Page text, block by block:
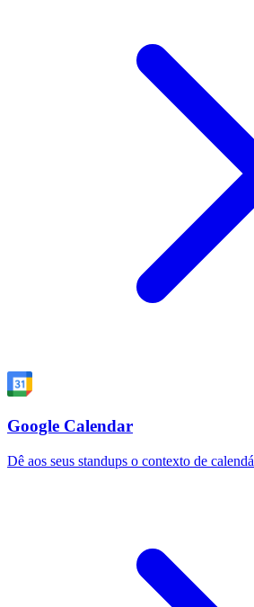
Google Calendar
Dê aos seus standups o contexto de